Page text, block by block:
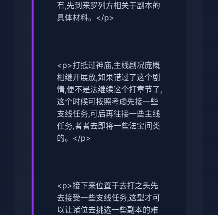
有,先到来罗列方相关于副本的
具体材料。</p>
<p>打抵过神庙,主线剧况庞概
相继开展放,如果错过了这个剧
情,便不是法继续这个打章节了,
这个时候可按照考虑先接一些
支线任务,可后再往接一些主线
任务,者者去即将一些法宝间类
的。</p>
<p>接下来位置于去打之头先
去接受一些支线任务,这型才可
以让诸位去挑选一些副本的难